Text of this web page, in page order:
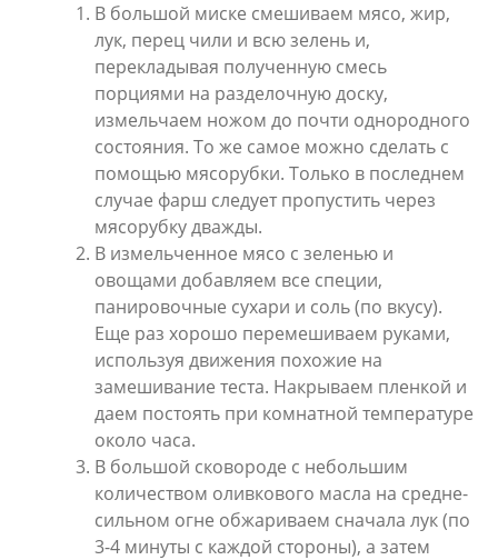
В большой миске смешиваем мясо, жир,
лук, перец чили и всю зелень и,
перекладывая полученную смесь
порциями на разделочную доску,
измельчаем ножом до почти однородного
состояния. То же самое можно сделать с
помощью мясорубки. Только в последнем
случае фарш следует пропустить через
мясорубку дважды.
В измельченное мясо с зеленью и
овощами добавляем все специи,
панировочные сухари и соль (по вкусу).
Еще раз хорошо перемешиваем руками,
используя движения похожие на
замешивание теста. Накрываем пленкой и
даем постоять при комнатной температуре
около часа.
В большой сковороде с небольшим
количеством оливкового масла на средне-
сильном огне обжариваем сначала лук (по
3-4 минуты с каждой стороны), а затем